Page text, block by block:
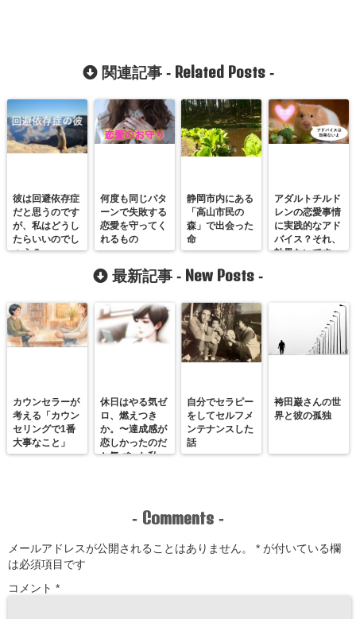
関連記事 - Related Posts-
彼は回避依存症
だと思うのです
が、私はどうし
たらいいのでし
ょう？
何度も同じパタ
ーンで失敗する
恋愛を守ってく
れるもの
静岡市内にある
「高山市民の
森」で出会った
命
アダルトチルド
レンの恋愛事情
に実践的なアド
バイス？それ、
効果ないです。
最新記事 - New Posts -
カウンセラーが
考える「カウン
セリングで1番
大事なこと」
休日はやる気ゼ
ロ、燃えつき
か。〜達成感が
恋しかったのだ
と気づいた私
自分でセラピー
をしてセルフメ
ンテナンスした
話
袴田巌さんの世
界と彼の孤独
- Comments -
メールアドレスが公開されることはありません。 * が付いている欄
は必須項目です
コメント *